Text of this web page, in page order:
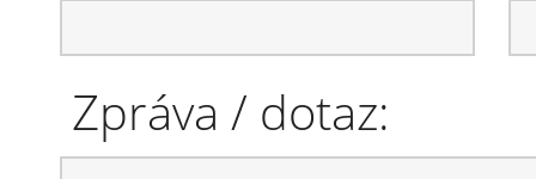
Zpráva / dotaz: